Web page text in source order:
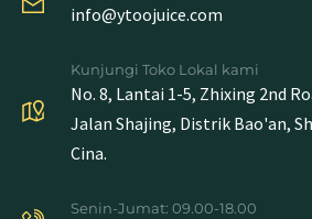
info@ytoojuice.com
Kunjungi Toko Lokal kami
No. 8, Lantai 1-5, Zhixing 2nd
Jalan Shajing, Distrik Bao'an,
Cina.
Senin-Jumat: 09.00-18.00